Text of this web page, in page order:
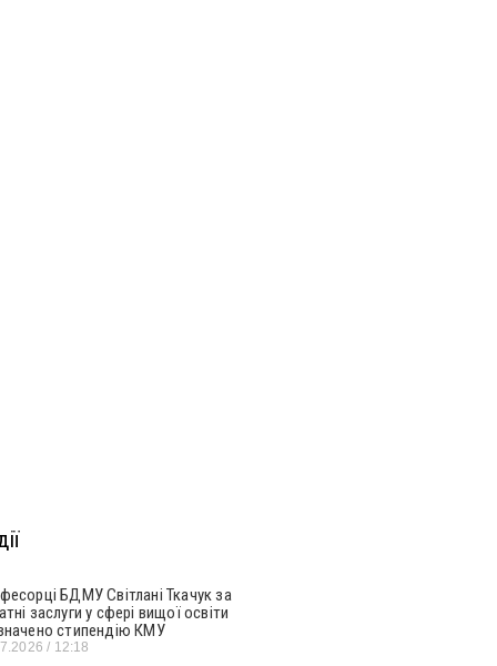
БДМУ Світлані Ткачук за
заслуги у сфері вищої освіти
стипендію КМУ
12:18